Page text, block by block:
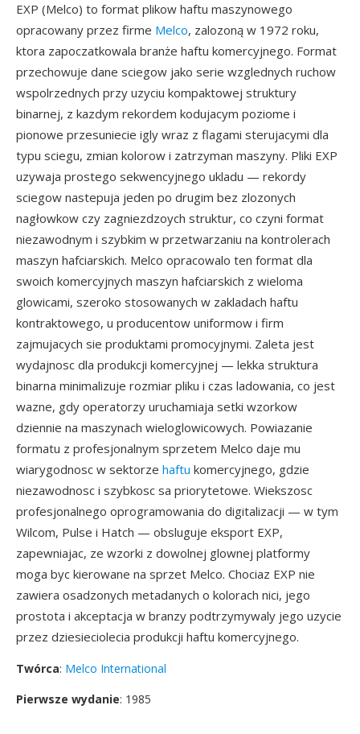
EXP (Melco) to format plikow haftu maszynowego
opracowany przez firme Melco, zalozoną w 1972 roku,
ktora zapoczatkowala branże haftu komercyjnego. Format
przechowuje dane sciegow jako serie wzglednych ruchow
wspolrzednych przy uzyciu kompaktowej struktury
binarnej, z kazdym rekordem kodujacym poziome i
pionowe przesuniecie igly wraz z flagami sterujacymi dla
typu sciegu, zmian kolorow i zatrzyman maszyny. Pliki EXP
uzywaja prostego sekwencyjnego ukladu — rekordy
sciegow nastepuja jeden po drugim bez zlozonych
nagłowkow czy zagniezdzoych struktur, co czyni format
niezawodnym i szybkim w przetwarzaniu na kontrolerach
maszyn hafciarskich. Melco opracowalo ten format dla
swoich komercyjnych maszyn hafciarskich z wieloma
glowicami, szeroko stosowanych w zakladach haftu
kontraktowego, u producentow uniformow i firm
zajmujacych sie produktami promocyjnymi. Zaleta jest
wydajnosc dla produkcji komercyjnej — lekka struktura
binarna minimalizuje rozmiar pliku i czas ladowania, co jest
wazne, gdy operatorzy uruchamiaja setki wzorkow
dziennie na maszynach wieloglowicowych. Powiazanie
formatu z profesjonalnym sprzetem Melco daje mu
wiarygodnosc w sektorze haftu komercyjnego, gdzie
niezawodnosc i szybkosc sa priorytetowe. Wiekszosc
profesjonalnego oprogramowania do digitalizacji — w tym
Wilcom, Pulse i Hatch — obsluguje eksport EXP,
zapewniajac, ze wzorki z dowolnej glownej platformy
moga byc kierowane na sprzet Melco. Chociaz EXP nie
zawiera osadzonych metadanych o kolorach nici, jego
prostota i akceptacja w branzy podtrzymywaly jego uzycie
przez dziesieciolecia produkcji haftu komercyjnego.
Twórca: Melco International
Pierwsze wydanie: 1985